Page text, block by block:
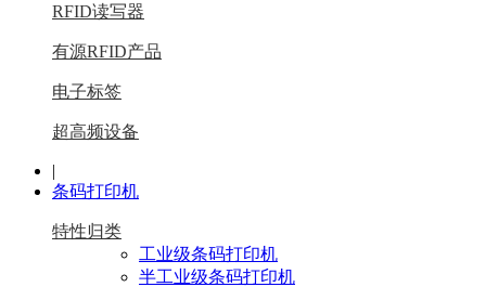
RFID读写器
有源RFID产品
电子标签
超高频设备
|
条码打印机
特性归类
工业级条码打印机
半工业级条码打印机